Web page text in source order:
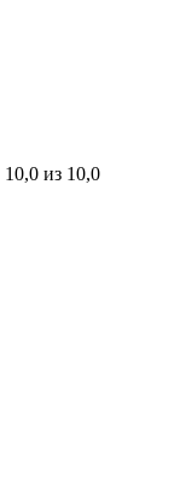
10,0 из 10,0